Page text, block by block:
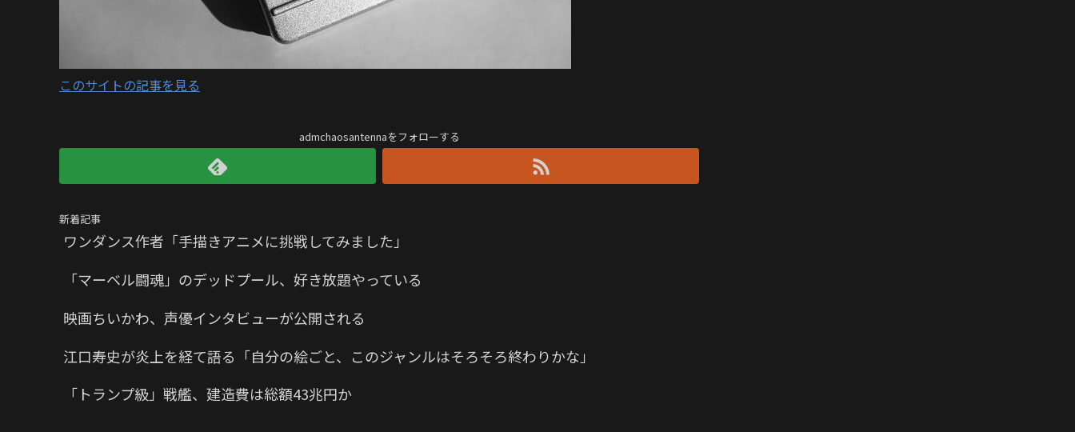
このサイトの記事を見る
admchaosantennaをフォローする
新着記事
ワンダンス作者「手描きアニメに挑戦してみました」
「マーベル闘魂」のデッドプール、好き放題やっている
映画ちいかわ、声優インタビューが公開される
江口寿史が炎上を経て語る「自分の絵ごと、このジャンルはそろそろ終わりかな」
「トランプ級」戦艦、建造費は総額43兆円か